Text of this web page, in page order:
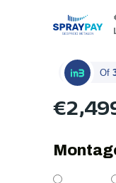
Of
€